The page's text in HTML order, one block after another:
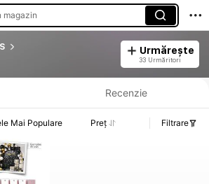
magazin
Urmărește
33 Urmăritori
Divulgarea prețului, detalii privind vânzările și stocul.
Recenzie
Mai Populare Preț Filtrare